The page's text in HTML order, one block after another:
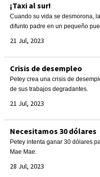
¡Taxi al sur!
Cuando su vida se desmorona,
difunto padre en un pequeño
21 Jul, 2023
Crisis de desempleo
Petey crea una crisis de
de sus trabajos degradantes.
21 Jul, 2023
Necesitamos 30 dólares
Petey intenta ganar 30 dólares
Mae Mae.
28 Jul, 2023